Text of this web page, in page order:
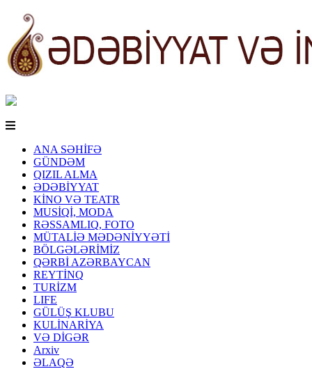
ANA SƏHİFƏ
GÜNDƏM
QIZIL ALMA
ƏDƏBİYYAT
KİNO VƏ TEATR
MUSİQİ, MODA
RƏSSAMLIQ, FOTO
MÜTALİƏ MƏDƏNİYYƏTİ
BÖLGƏLƏRİMİZ
QƏRBİ AZƏRBAYCAN
REYTİNQ
TURİZM
LIFE
GÜLÜŞ KLUBU
KULİNARİYA
VƏ DİGƏR
Arxiv
ƏLAQƏ